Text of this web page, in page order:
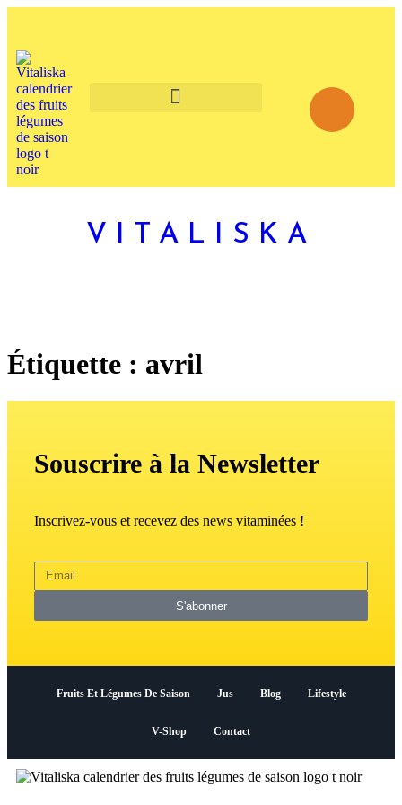
VITALISKA
Étiquette : avril
Souscrire à la Newsletter
Inscrivez-vous et recevez des news vitaminées !
S'abonner
Fruits Et Légumes De Saison Jus Blog Lifestyle
V-Shop Contact